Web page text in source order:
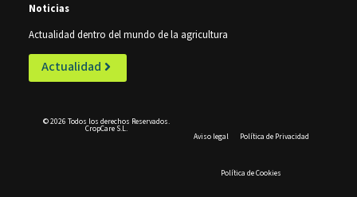
Noticias
Actualidad dentro del mundo de la agricultura
Actualidad
© 2026 Todos los derechos Reservados.
CropCare S.L.
Aviso legal Política de Privacidad
Política de Cookies